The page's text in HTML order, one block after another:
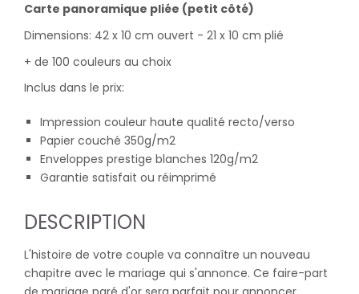
Carte panoramique pliée (petit côté)
Dimensions: 42 x 10 cm ouvert - 21 x 10 cm plié
+ de 100 couleurs au choix
Inclus dans le prix:
Impression couleur haute qualité recto/verso
Papier couché 350g/m2
Enveloppes prestige blanches 120g/m2
Garantie satisfait ou réimprimé
DESCRIPTION
L'histoire de votre couple va connaître un nouveau
chapitre avec le mariage qui s'annonce. Ce faire-part